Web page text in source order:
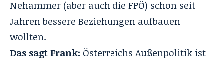
Nehammer (aber auch die FPÖ) schon seit
Jahren bessere Beziehungen aufbauen
wollten.
Das sagt Frank: Österreichs Außenpolitik ist